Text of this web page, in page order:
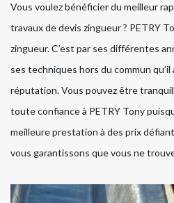
Vous voulez bénéficier du meilleur
travaux de devis zingueur ? PETRY
zingueur. C’est par ses différentes
ses techniques hors du commun
réputation. Vous pouvez être
toute confiance à PETRY Tony
meilleure prestation à des prix
vous garantissons que vous ne